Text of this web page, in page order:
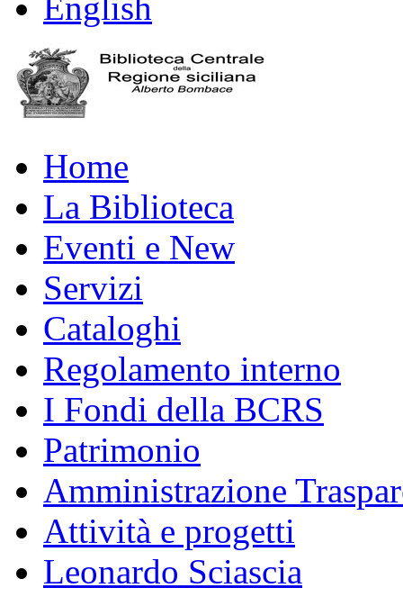
Home
La Biblioteca
Eventi e New
Servizi
Cataloghi
Regolamento interno
I Fondi della BCRS
Patrimonio
Amministrazione
Attività e progetti
Leonardo Sciascia